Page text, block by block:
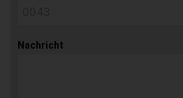
Nachricht